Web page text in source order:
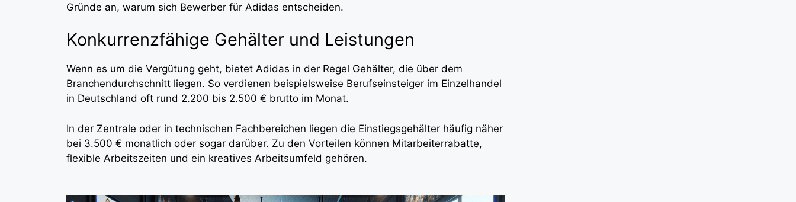
Gründe an, warum sich Bewerber für Adidas entscheiden.
Konkurrenzfähige Gehälter und Leistungen
Wenn es um die Vergütung geht, bietet Adidas in der Regel Gehälter, die über dem
Branchendurchschnitt liegen. So verdienen beispielsweise Berufseinsteiger im Einzelhandel
in Deutschland oft rund 2.200 bis 2.500 € brutto im Monat.
In der Zentrale oder in technischen Fachbereichen liegen die Einstiegsgehälter häufig näher
bei 3.500 € monatlich oder sogar darüber. Zu den Vorteilen können Mitarbeiterrabatte,
flexible Arbeitszeiten und ein kreatives Arbeitsumfeld gehören.